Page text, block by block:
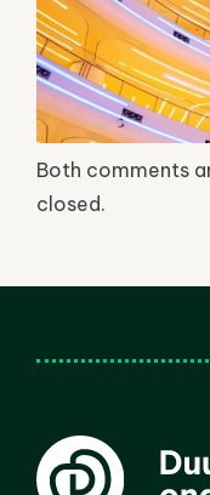
Both comments
closed.